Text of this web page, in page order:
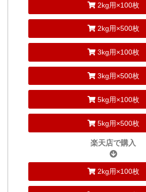
2kg用×100枚
2kg用×500枚
3kg用×100枚
3kg用×500枚
5kg用×100枚
5kg用×500枚
楽天店で購入
2kg用×100枚